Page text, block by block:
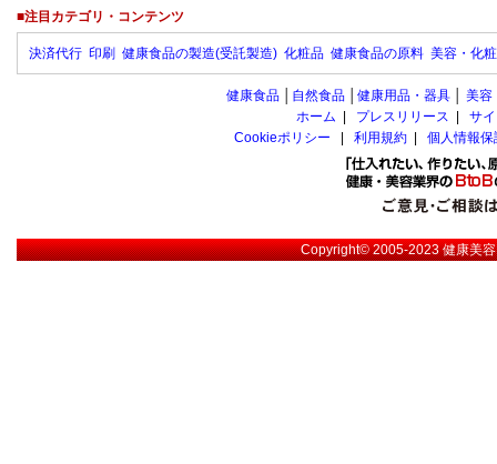
■注目カテゴリ・コンテンツ
決済代行 印刷 健康食品の製造(受託製造) 化粧品 健康食品の原料 美容・化
健康食品 自然食品 健康用品・器具 美容
ホーム
プレスリリース
サ
Cookieポリシー
利用規約 個人情報
Copyright© 2005-2023健康美